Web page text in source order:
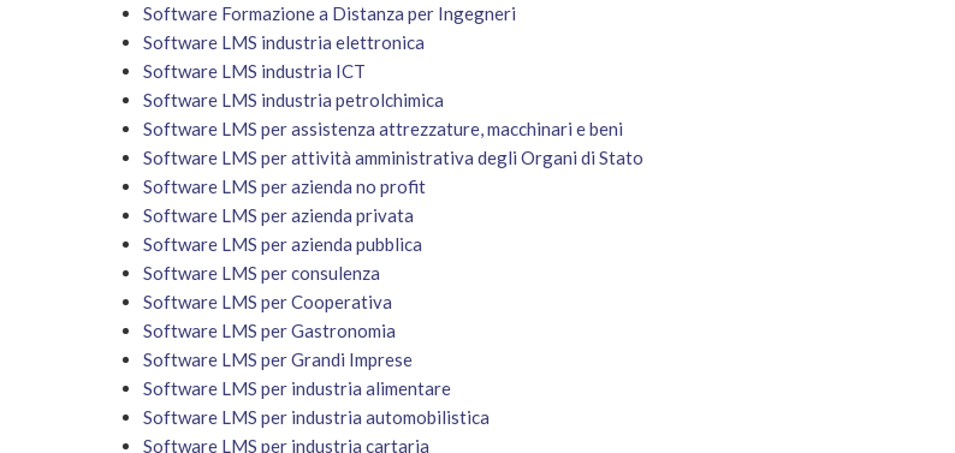
Software Formazione a Distanza per Ingegneri
Software LMS industria elettronica
Software LMS industria ICT
Software LMS industria petrolchimica
Software LMS per assistenza attrezzature, macchinari e beni
Software LMS per attività amministrativa degli Organi di Stato
Software LMS per azienda no profit
Software LMS per azienda privata
Software LMS per azienda pubblica
Software LMS per consulenza
Software LMS per Cooperativa
Software LMS per Gastronomia
Software LMS per Grandi Imprese
Software LMS per industria alimentare
Software LMS per industria automobilistica
Software LMS per industria cartaria